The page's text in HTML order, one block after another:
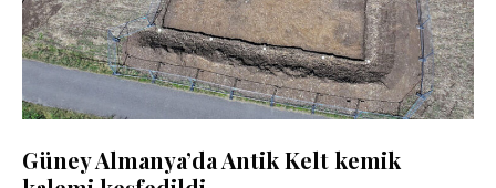
Güney Almanya’da Antik Kelt kemik